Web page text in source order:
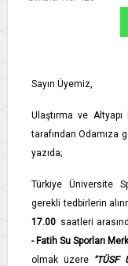
Sayın Üyemiz,
Ulaştırma ve Altyapı
tarafından Odamıza
yazıda;
Türkiye Üniversite
gerekli tedbirlerin
17.00 saatleri
- Fatih Su Sporları
olmak üzere "TÜSF